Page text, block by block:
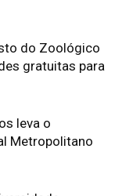
do Zoológico
gratuitas para
leva o
Metropolitano